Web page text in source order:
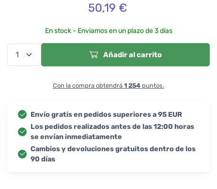
50,19 €
En stock - Enviamos en un plazo de 3 días
Añadir al carrito
Con la compra obtendrá 1 254 puntos.
Envío gratis en pedidos superiores a 95 EUR
Los pedidos realizados antes de las 12:00 horas
se envían inmediatamente
Cambios y devoluciones gratuitos dentro de los
90 días